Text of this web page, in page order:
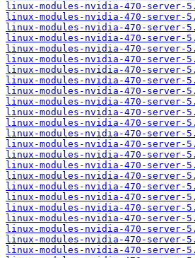
linux-modules-nvidia-470-server-
linux-modules-nvidia-470-server-
linux-modules-nvidia-470-server-
linux-modules-nvidia-470-server-
linux-modules-nvidia-470-server-
linux-modules-nvidia-470-server-
linux-modules-nvidia-470-server-
linux-modules-nvidia-470-server-
linux-modules-nvidia-470-server-
linux-modules-nvidia-470-server-
linux-modules-nvidia-470-server-
linux-modules-nvidia-470-server-
linux-modules-nvidia-470-server-
linux-modules-nvidia-470-server-
linux-modules-nvidia-470-server-
linux-modules-nvidia-470-server-
linux-modules-nvidia-470-server-
linux-modules-nvidia-470-server-
linux-modules-nvidia-470-server-
linux-modules-nvidia-470-server-
linux-modules-nvidia-470-server-
linux-modules-nvidia-470-server-
linux-modules-nvidia-470-server-
linux-modules-nvidia-470-server-